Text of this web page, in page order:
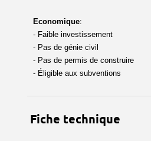
Economique:
- Faible investissement
- Pas de génie civil
- Pas de permis de construire
- Éligible aux subventions
Fiche technique